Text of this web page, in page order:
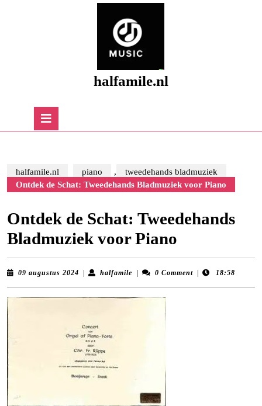
halfamile.nl
halfamile.nl piano ,
tweedehands bladmuziek
Ontdek de Schat: Tweedehands Bladmuziek voor Piano
Ontdek de Schat: Tweedehands
Bladmuziek voor Piano
09 augustus 2024 09
halfamile halfamile0 Comment 18:58